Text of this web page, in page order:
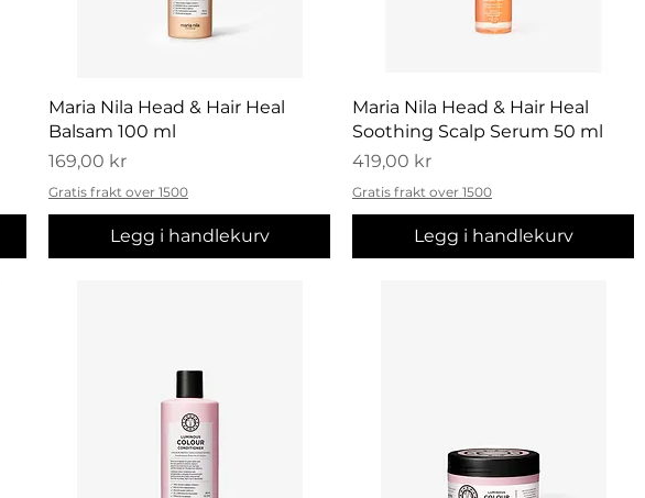
Hurtigvisning
Maria Nila Head & Hair Heal
Balsam 100 ml
Pris
169,00 kr
Gratis frakt over 1500
Legg i handlekurv
Hurtigvisning
Maria Nila Head & Hair Heal
Soothing Scalp Serum 50 ml
Pris
419,00 kr
Gratis frakt over 1500
Legg i handlekurv